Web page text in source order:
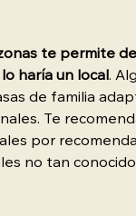
te permite
haría un local.
de familia
Te
por
no tan